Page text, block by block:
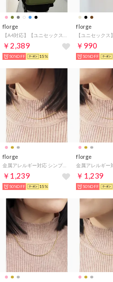
florge
【A4対応】【ユニセックス】サイドストラップのシンプルリュックサック あひる （カーキ）
￥2,389
50%OFF 15%
florge
￥990
50%OFF
florge
￥1,239
50%OFF 15%
florge
￥1,239
50%OFF